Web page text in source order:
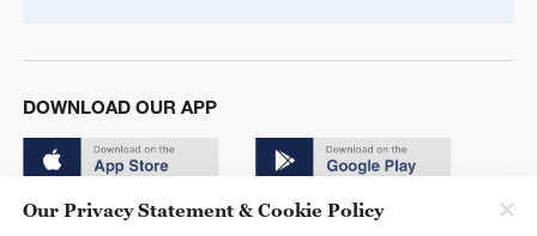
DOWNLOAD OUR APP
Our Privacy Statement & Cookie Policy